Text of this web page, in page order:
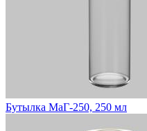
Бутылка МаГ-250, 250 мл